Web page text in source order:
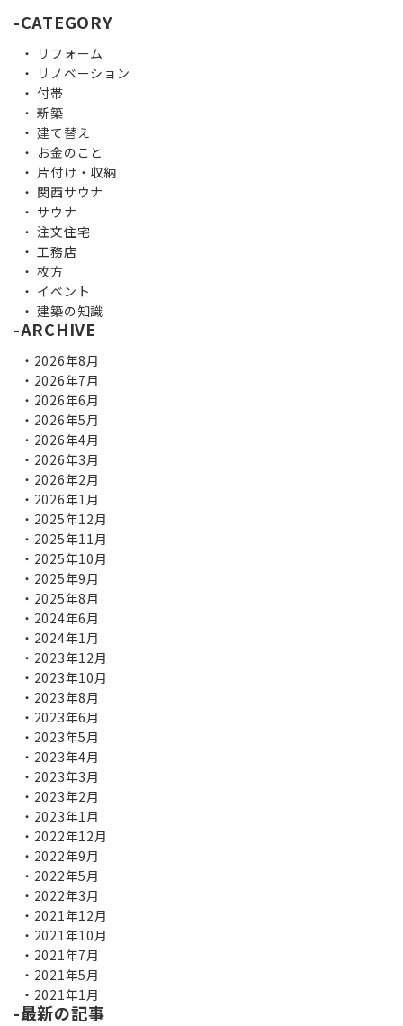
CATEGORY
リフォーム
リノベーション
付帯
新築
建て替え
お金のこと
片付け・収納
関西サウナ
サウナ
注文住宅
工務店
枚方
イベント
建築の知識
ARCHIVE
2026年8月
2026年7月
2026年6月
2026年5月
2026年4月
2026年3月
2026年2月
2026年1月
2025年12月
2025年11月
2025年10月
2025年9月
2025年8月
2024年6月
2024年1月
2023年12月
2023年10月
2023年8月
2023年6月
2023年5月
2023年4月
2023年3月
2023年2月
2023年1月
2022年12月
2022年9月
2022年5月
2022年3月
2021年12月
2021年10月
2021年7月
2021年5月
2021年1月
最新の記事